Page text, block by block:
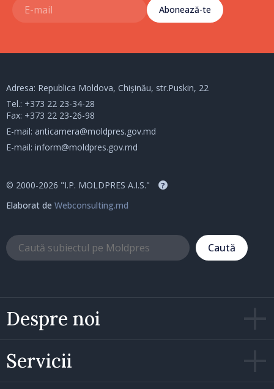
Abonează-te
Despre noi
Servicii
Adresa: Republica Moldova, Chișinău, str.Puskin, 22
Tel.: +373 22 23-34-28
Fax: +373 22 23-26-98
E-mail: anticamera@moldpres.gov.md
E-mail: inform@moldpres.gov.md
© 2000-2026 "I.P. MOLDPRES A.I.S." ?
Elaborat de Webconsulting.md
Caută